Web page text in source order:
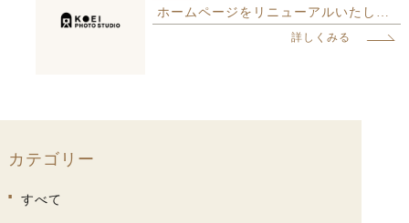
ホームページをリニューアルいたしました
詳しくみる
カテゴリー
すべて